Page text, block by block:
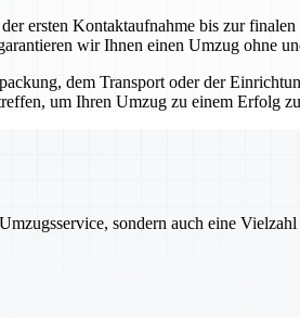
ersten Kontaktaufnahme bis zur
wir Ihnen einen Umzug ohne
dem Transport oder der
um Ihren Umzug zu einem Erfolg
sondern auch eine